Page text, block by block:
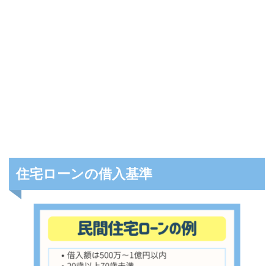
住宅ローンの借入基準